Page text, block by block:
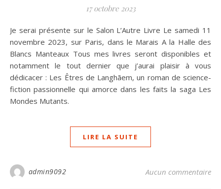
17 octobre 2023
Je serai présente sur le Salon L’Autre Livre Le samedi 11
novembre 2023, sur Paris, dans le Marais A la Halle des
Blancs Manteaux Tous mes livres seront disponibles et
notamment le tout dernier que j’aurai plaisir à vous
dédicacer : Les Êtres de Langhãem, un roman de science-
fiction passionnelle qui amorce dans les faits la saga Les
Mondes Mutants.
LIRE LA SUITE
admin9092 Aucun commentaire